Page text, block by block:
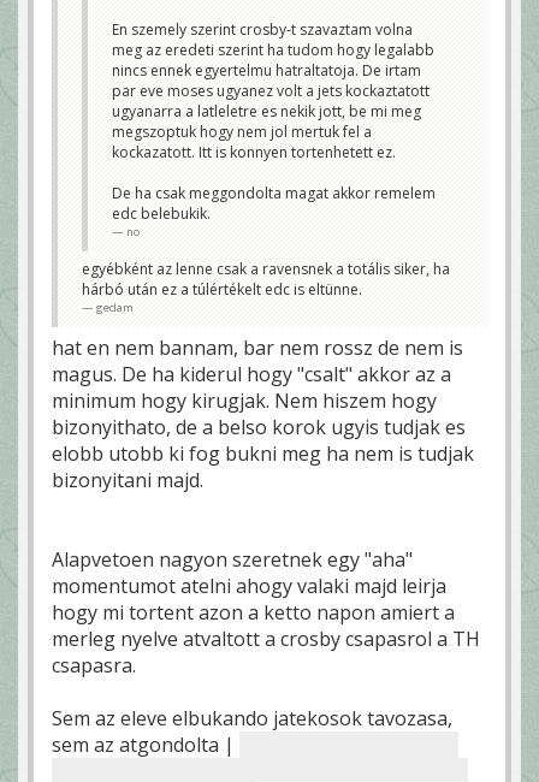
En szemely szerint crosby-t szavaztam volna
meg az eredeti szerint ha tudom hogy legalabb
nincs ennek egyertelmu hatraltatoja. De irtam
par eve moses ugyanez volt a jets kockaztatott
ugyanarra a latleletre es nekik jott, be mi meg
megszoptuk hogy nem jol mertuk fel a
kockazatott. Itt is konnyen tortenhetett ez.
De ha csak meggondolta magat akkor remelem
edc belebukik.
no
egyébként az lenne csak a ravensnek a totális siker, ha
hárbó után ez a túlértékelt edc is eltünne.
gedam
hat en nem bannam, bar nem rossz de nem is
magus. De ha kiderul hogy "csalt" akkor az a
minimum hogy kirugjak. Nem hiszem hogy
bizonyithato, de a belso korok ugyis tudjak es
elobb utobb ki fog bukni meg ha nem is tudjak
bizonyitani majd.
Alapvetoen nagyon szeretnek egy "aha"
momentumot atelni ahogy valaki majd leirja
hogy mi tortent azon a ketto napon amiert a
merleg nyelve atvaltott a crosby csapasrol a TH
csapasra.
Sem az eleve elbukando jatekosok tavozasa,
sem az atgondolta |